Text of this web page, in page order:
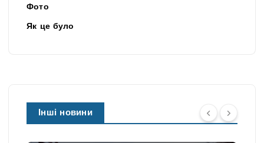
Фото
Як це було
Інші новини